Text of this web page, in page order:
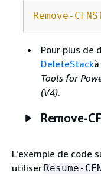
Remove-
Pour plus de
DeleteStack
Tools for
(V4).
Remove-
L'exemple de code
utiliser Resume-